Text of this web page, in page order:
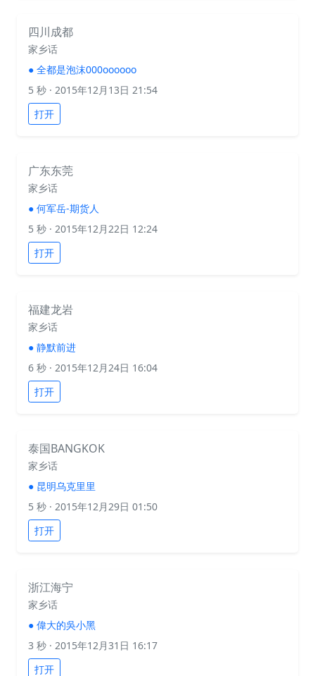
四川成都
家乡话
● 全都是泡沫000oooooo
5 秒 · 2015年12月13日 21:54
打开
广东东莞
家乡话
● 何军岳-期货人
5 秒 · 2015年12月22日 12:24
打开
福建龙岩
家乡话
● 静默前进
6 秒 · 2015年12月24日 16:04
打开
泰国BANGKOK
家乡话
● 昆明乌克里里
5 秒 · 2015年12月29日 01:50
打开
浙江海宁
家乡话
● 偉大的吳小黑
3 秒 · 2015年12月31日 16:17
打开